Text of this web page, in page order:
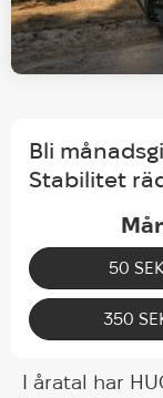
Bli
Stabilitet
50 SEK
350
I åratal har